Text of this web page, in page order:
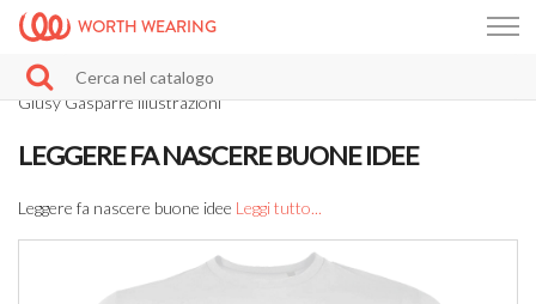
WORTH WEARING
Giusy Gasparre illustrazioni
LEGGERE FA NASCERE BUONE IDEE
Leggere fa nascere buone idee Leggi tutto...